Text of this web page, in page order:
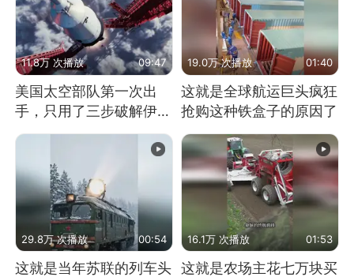
11.8万 次播放 09:47
美国太空部队第一次出
手，只用了三步破解伊朗
防空
19.0万 次播放 01:40
这就是全球航运巨头疯狂
抢购这种铁盒子的原因了
29.8万 次播放 00:54
这就是当年苏联的列车头
16.1万 次播放 01:53
这就是农场主花七万块买